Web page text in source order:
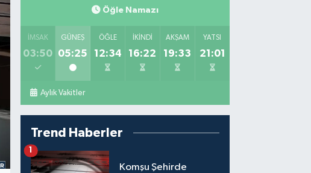
Öğle Namazı
İMSAK
03:50
GÜNEŞ
05:25
ÖĞLE
12:34
İKINDI
16:22
AKŞAM
19:33
YATSI
21:01
Aylık Vakitler
Trend Haberler
Komşu Şehirde
1